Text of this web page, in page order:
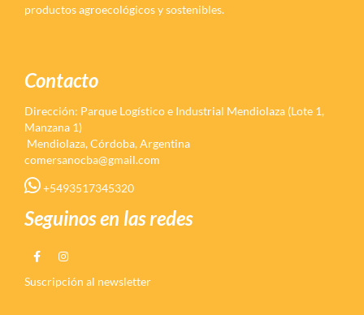
productos agroecológicos y sostenibles.
Contacto
Dirección: Parque Logístico e Industrial Mendiolaza (Lote 1,
Manzana 1)
Mendiolaza, Córdoba, Argentina
comersanocba@gmail.com
+5493517345320
Seguinos en las redes
Suscripción al newsletter